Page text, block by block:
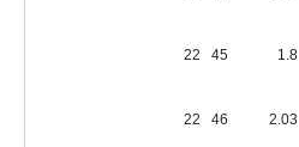
1.8
45
22
2.03
46
22